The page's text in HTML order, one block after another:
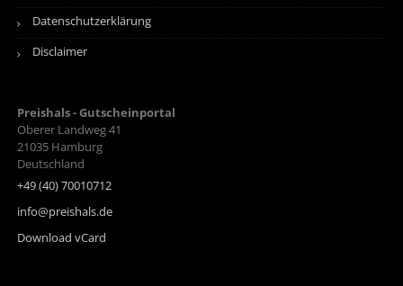
Datenschutzerklärung
Disclaimer
Preishals - Gutscheinportal
Oberer Landweg 41
21035 Hamburg
Deutschland
+49 (40) 70010712
info@preishals.de
Download vCard